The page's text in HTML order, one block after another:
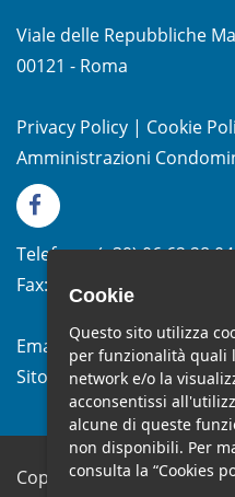
Viale delle Repubbliche
00121 - Roma
Privacy Policy | Cookie
Amministrazioni
Telefono:(+39)
Fax:
(+39) 06.99.33.19.10
Email:
Sito Web:
Copyright © Studio
Cookie
Questo sito utilizza
per funzionalità quali
network e/o la
acconsentissi
alcune di queste
non disponibili. Per
consulta la “Cookies